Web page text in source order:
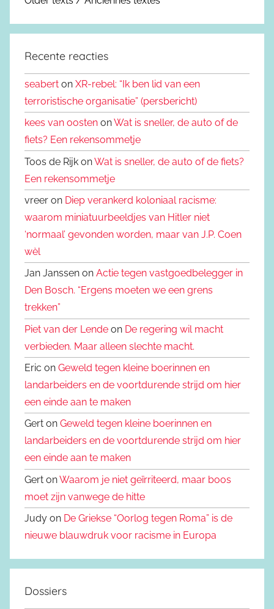
Recente reacties
seabert on XR-rebel: “Ik ben lid van een
terroristische organisatie” (persbericht)
kees van oosten onWat is sneller, de auto of de
fiets? Een rekensommetje
Toos de Rijk onWat is sneller, de auto of de fiets?
Een rekensommetje
vreer on Diep verankerd koloniaal racisme:
waarom miniatuurbeeldjes van Hitler niet
‘normaal’ gevonden worden, maar van J.P. Coen
wèl
Jan Janssen on Actie tegen vastgoedbelegger in
Den Bosch. “Ergens moeten we een grens
trekken”
Piet van der Lende on De regering wil macht
verbieden. Maar alleen slechte macht.
Eric on Geweld tegen kleine boerinnen en
landarbeiders en de voortdurende strijd om hier
een einde aan te maken
Gert on Geweld tegen kleine boerinnen en
landarbeiders en de voortdurende strijd om hier
een einde aan te maken
Gert onWaarom je niet geïrriteerd, maar boos
moet zijn vanwege de hitte
Judy on De Griekse “Oorlog tegen Roma” is de
nieuwe blauwdruk voor racisme in Europa
Dossiers